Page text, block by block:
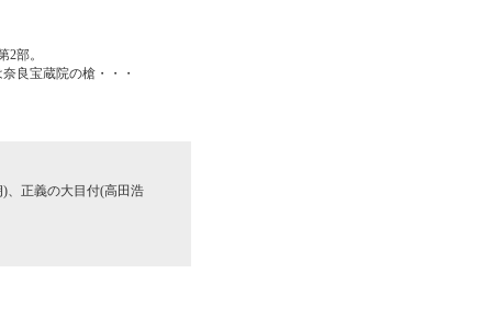
部。
良宝蔵院の槍・・・
、正義の大目付(高田浩